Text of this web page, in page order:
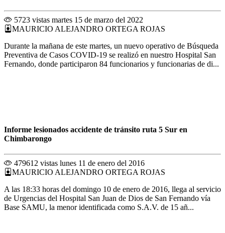
5723 vistas martes 15 de marzo del 2022
MAURICIO ALEJANDRO ORTEGA ROJAS
Durante la mañana de este martes, un nuevo operativo de Búsqueda
Preventiva de Casos COVID-19 se realizó en nuestro Hospital San
Fernando, donde participaron 84 funcionarios y funcionarias de di...
Informe lesionados accidente de tránsito ruta 5 Sur en
Chimbarongo
479612 vistas lunes 11 de enero del 2016
MAURICIO ALEJANDRO ORTEGA ROJAS
A las 18:33 horas del domingo 10 de enero de 2016, llega al servicio
de Urgencias del Hospital San Juan de Dios de San Fernando vía
Base SAMU, la menor identificada como S.A.V. de 15 añ...